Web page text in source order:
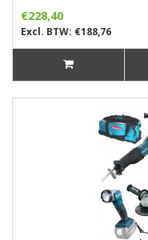
€228,40
Excl. BTW: €188,76